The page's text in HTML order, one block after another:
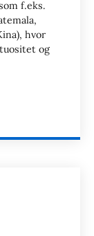
f.eks.
hvor
og